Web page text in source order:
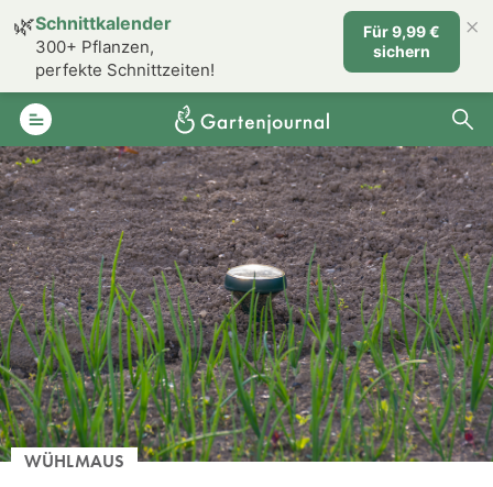
WÜHLMAUS
🌿Schnittkalender
300+ Pflanzen,
perfekte Schnittzeiten!
Für 9,99 €
sichern
×